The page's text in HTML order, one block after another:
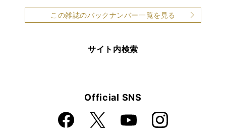
この雑誌のバックナンバー一覧を見る
サイト内検索
Official SNS
Faceboo
k
X YouTube Instagra
m